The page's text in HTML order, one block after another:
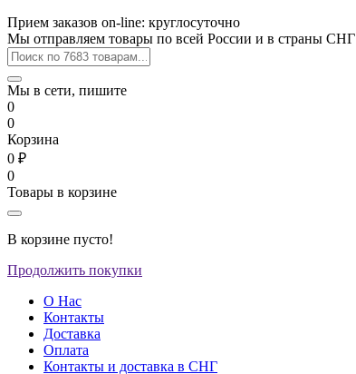
Прием заказов on-line: круглосуточно
Мы отправляем товары по всей России и в страны СНГ
Мы в сети, пишите
0
0
Корзина
0 ₽
0
Товары в корзине
В корзине пусто!
Продолжить покупки
О Нас
Контакты
Доставка
Оплата
Контакты и доставка в СНГ